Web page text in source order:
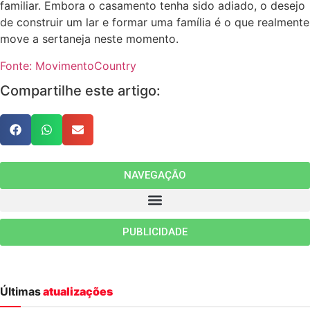
familiar. Embora o casamento tenha sido adiado, o desejo
de construir um lar e formar uma família é o que realmente
move a sertaneja neste momento.
Fonte: MovimentoCountry
Compartilhe este artigo:
NAVEGAÇÃO
PUBLICIDADE
Últimasatualizações